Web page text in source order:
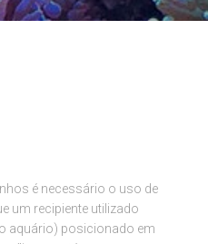
é necessário o uso de
um recipiente utilizado
aquário) posicionado em